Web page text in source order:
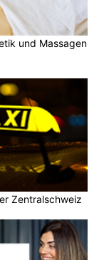
und Massagen
Zentralschweiz